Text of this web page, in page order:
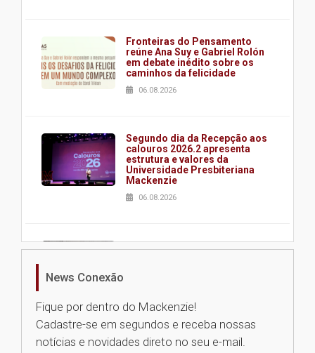
Fronteiras do Pensamento
reúne Ana Suy e Gabriel Rolón
em debate inédito sobre os
caminhos da felicidade
06.08.2026
Segundo dia da Recepção aos
calouros 2026.2 apresenta
estrutura e valores da
Universidade Presbiteriana
Mackenzie
06.08.2026
Nova apresentação do Centro
Universidade Mackenzie
realizará nova edição da Feira
News Conexão
Fique por dentro do Mackenzie!
Cadastre-se em segundos e receba nossas
notícias e novidades direto no seu e-mail.